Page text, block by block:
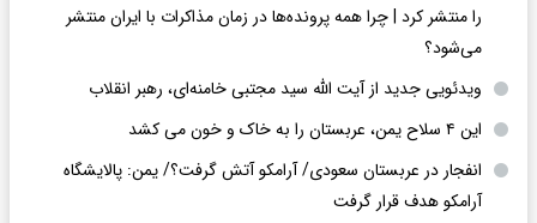
را منتشر کرد | چرا همه پرونده‌ها در زمان مذاکرات با ایران منتشر
می‌شود؟
ویدئویی جدید از آیت الله سید مجتبی خامنه‌ای، رهبر انقلاب
این ۴ سلاح یمن، عربستان را به خاک و خون می کشد
انفجار در عربستان سعودی/ آرامکو آتش گرفت؟/ یمن: پالایشگاه
آرامکو هدف قرار گرفت